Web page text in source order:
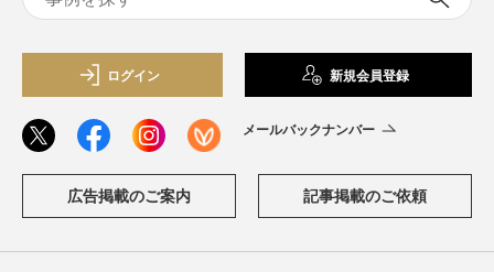
ログイン 新規会員登録
メールバックナンバー
広告掲載のご案内 記事掲載のご依頼